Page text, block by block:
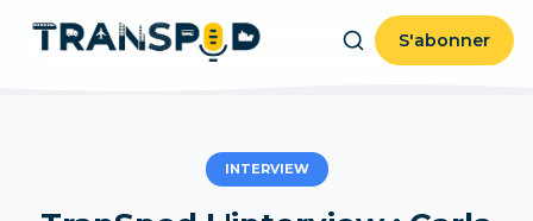
S'abonner
INTERVIEW